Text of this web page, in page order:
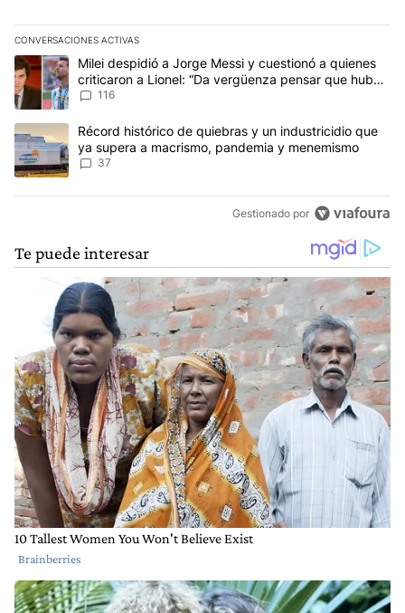
CONVERSACIONES ACTIVAS
Este listado muestra los artículos con más comentarios en los
Un artículo de tendencia con el título "Milei despidió a Jorge
Milei despidió a Jorge Messi y cuestionó a quienes
criticaron a Lionel: “Da vergüenza pensar que hubo
anti-Messi”
116
Un artículo de tendencia con el título "Récord histórico de
Récord histórico de quiebras y un industricidio que
ya supera a macrismo, pandemia y menemismo
37
Gestionado por